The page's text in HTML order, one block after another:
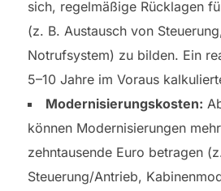
sich, regelmäßige Rücklagen
(z. B. Austausch von
Notrufsystem) zu bilden. Ein
5–10 Jahre im Voraus
Modernisierungskosten:
können Modernisierungen
zehntausende Euro betragen
Steuerung/Antrieb,